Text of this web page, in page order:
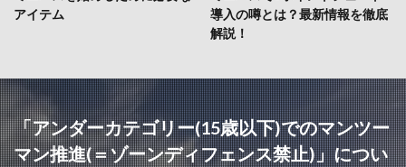
アイテム
導入の噂とは？最新情報を徹底
解説！
「アンダーカテゴリー(15歳以下)でのマンツー
マン推進(＝ゾーンディフェンス禁止)」につい